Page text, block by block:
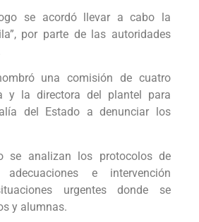
se acordó llevar a cabo la
por parte de las autoridades
una comisión de cuatro
y la directora del plantel para
del Estado a denunciar los
se analizan los protocolos de
e intervención
urgentes donde se
y alumnas.